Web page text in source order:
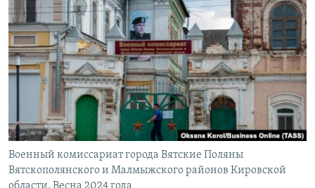
СОВЕТЫ ПРАВОЗАЩИТНИКОВ
ПРОПАВШИЕ БЕЗ ВЕСТИ
ПОБЕДИТЕЛЕЙ НЕ СУДЯТ?
КРЫМ.НЕПОКОРЕННЫЙ
УКРАИНСКАЯ ПРОБЛЕМА КРЫМА
Qırımtatar
ПРИСОЕДИНЯЙТЕСЬ!
Все сайты RFE/RL
Военный комиссариат города Вятские Поляны
Вятскополянского и Малмыжского районов Кировской